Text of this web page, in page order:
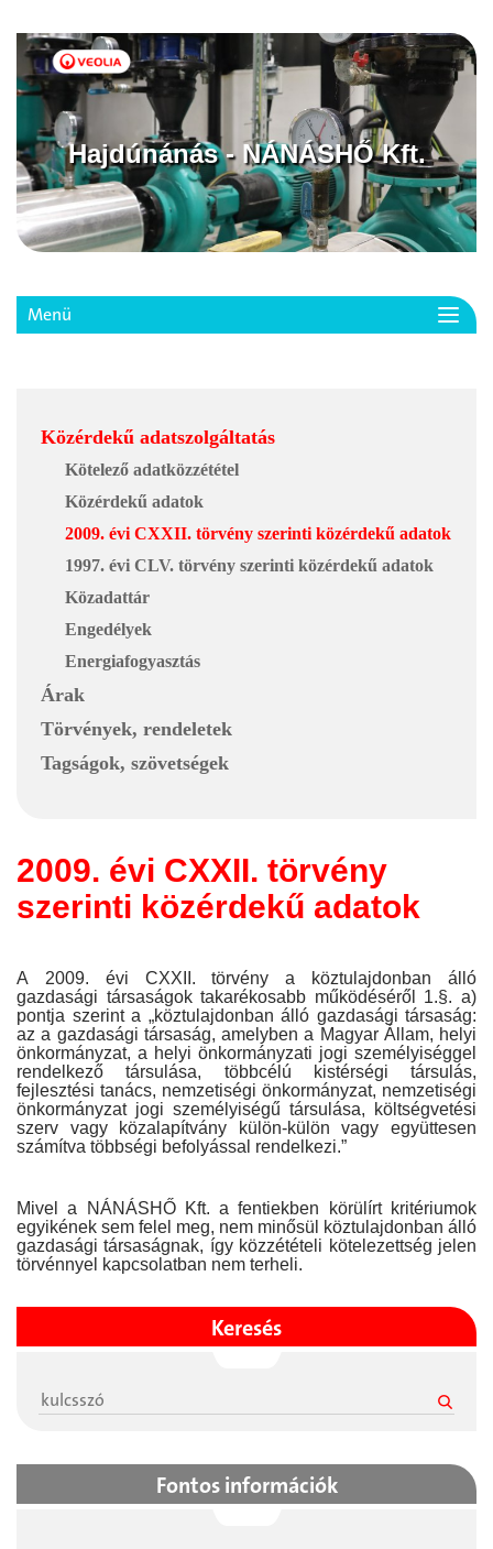
Hajdúnánás - NÁNÁSHŐ Kft.
Menü
Közérdekű adatszolgáltatás
Kötelező adatközzététel
Közérdekű adatok
2009. évi CXXII. törvény szerinti közérdekű adatok
1997. évi CLV. törvény szerinti közérdekű adatok
Közadattár
Engedélyek
Energiafogyasztás
Árak
Törvények, rendeletek
Tagságok, szövetségek
2009. évi CXXII. törvény
szerinti közérdekű adatok
A 2009. évi CXXII. törvény a köztulajdonban álló
gazdasági társaságok takarékosabb működéséről 1.§. a)
pontja szerint a „köztulajdonban álló gazdasági társaság:
az a gazdasági társaság, amelyben a Magyar Állam, helyi
önkormányzat, a helyi önkormányzati jogi személyiséggel
rendelkező társulása, többcélú kistérségi társulás,
fejlesztési tanács, nemzetiségi önkormányzat, nemzetiségi
önkormányzat jogi személyiségű társulása, költségvetési
szerv vagy közalapítvány külön-külön vagy együttesen
számítva többségi befolyással rendelkezi.”
Mivel a NÁNÁSHŐ Kft. a fentiekben körülírt kritériumok
egyikének sem felel meg, nem minősül köztulajdonban álló
gazdasági társaságnak, így közzétételi kötelezettség jelen
törvénnyel kapcsolatban nem terheli.
Keresés
Fontos információk